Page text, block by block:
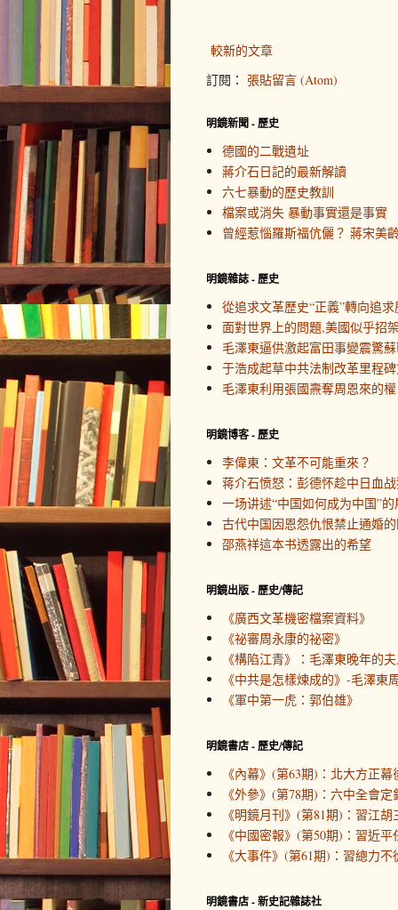
較新的文章
訂閱： 張貼留言 (Atom)
明鏡新聞 - 歷史
德國的二戰遺址
蔣介石日記的最新解讀
六七暴動的歷史教訓
檔案或消失 暴動事實還是事實
曾經惹惱羅斯福伉儷？ 蔣宋美
明鏡雜誌 - 歷史
從追求文革歷史“正義”轉向追
面對世界上的問題,美國似乎招
毛澤東逼供激起富田事變震驚
于浩成起草中共法制改革里程
毛澤東利用張國燾奪周恩來的權
明鏡博客 - 歷史
李偉東：文革不可能重來？
蒋介石愤怒：彭德怀趁中日血
一场讲述“中国如何成为中国”的
古代中国因恩怨仇恨禁止通婚
邵燕祥這本书透露出的希望
明鏡出版 - 歷史/傳記
《廣西文革機密檔案資料》
《祕審周永康的祕密》
《構陷江青》：毛澤東晚年的
《中共是怎樣煉成的》-毛澤東
《軍中第一虎：郭伯雄》
明鏡書店 - 歷史/傳記
《內幕》(第63期)：北大方正幕
《外參》(第78期)：六中全會定
《明鏡月刊》(第81期)：習江胡
《中國密報》(第50期)：習近
《大事件》(第61期)：習總力不
明鏡書店 - 新史記雜誌社